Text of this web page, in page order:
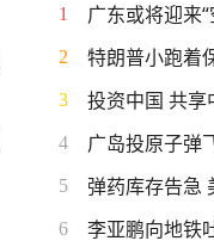
1 广东或将迎来
2 特朗普小跑着
3 投资中国 共享
4 广岛投原子弹
5 弹药库存告急
6 李亚鹏向地铁